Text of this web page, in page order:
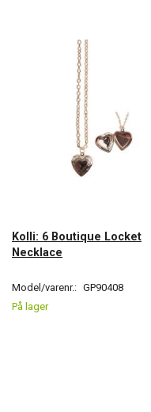
Kolli: 6 Boutique Locket
Necklace
Model/varenr.: GP90408
På lager